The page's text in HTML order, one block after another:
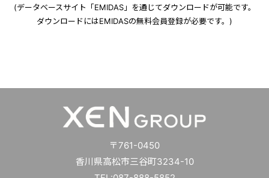
(データベースサイト「EMIDAS」を通じてダウンロードが可能です。
ダウンロードにはEMIDASの無料会員登録が必要です。)
〒761-0450
香川県高松市三谷町3234-10